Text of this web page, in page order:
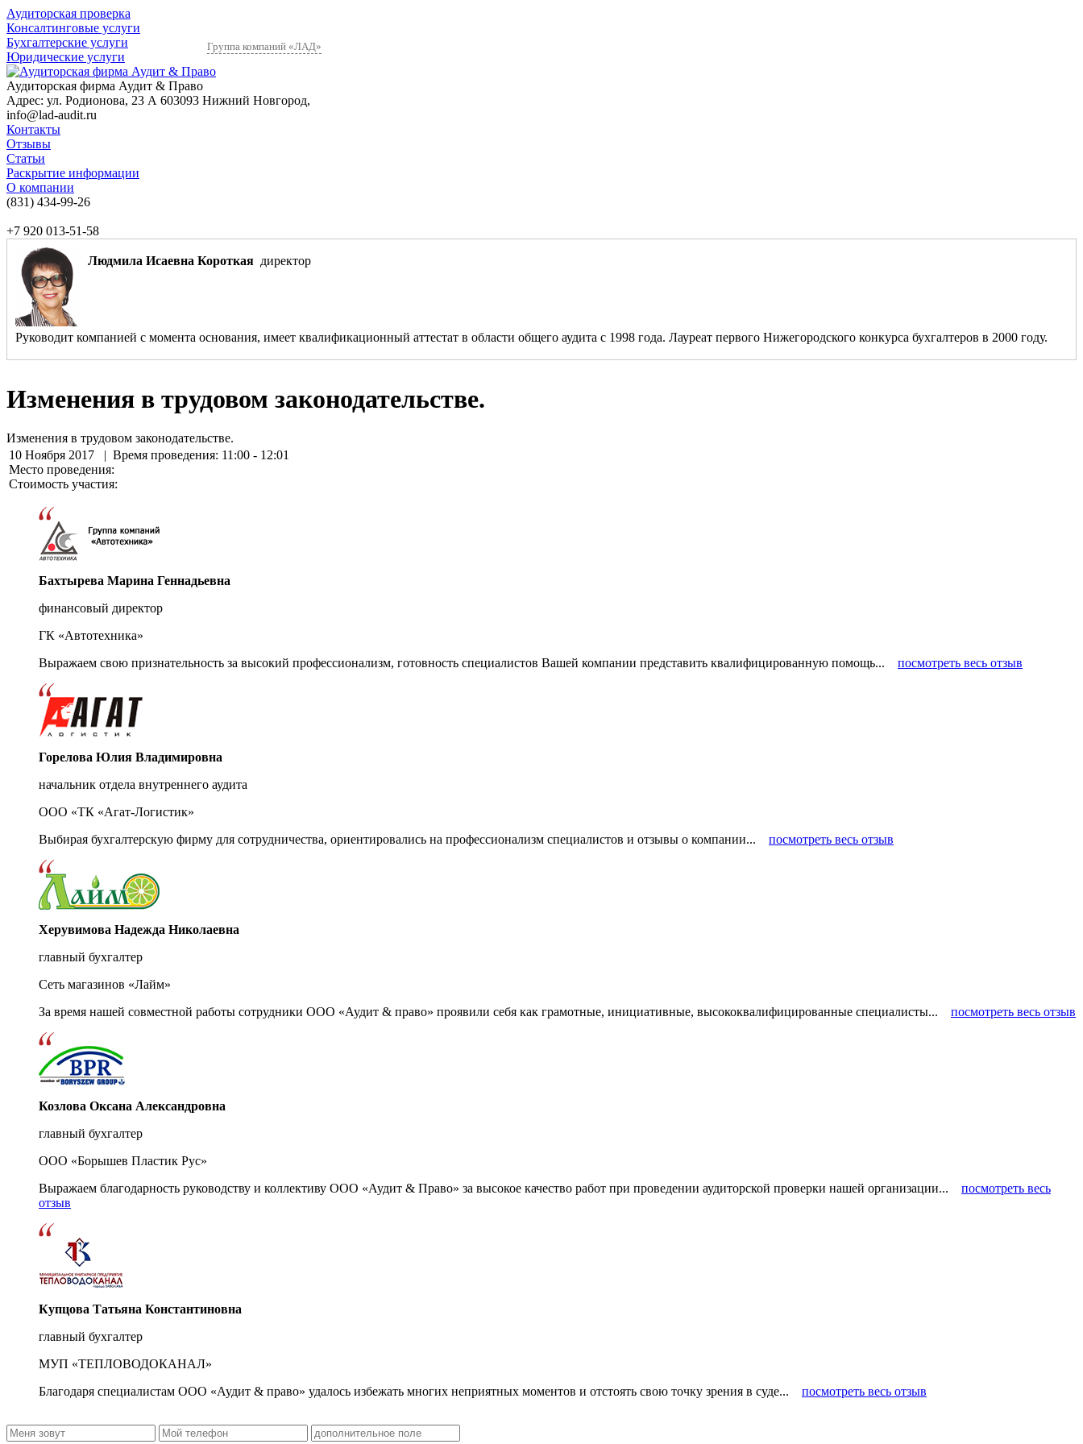
Аудиторская проверка
Консалтинговые услуги
Бухгалтерские услуги
Юридические услуги
Группа компаний «ЛАД»
Аудиторская фирма Аудит & Право
Адрес: ул. Родионова, 23 А 603093 Нижний Новгород,
info@lad-audit.ru
Контакты
Отзывы
Статьи
Раскрытие информации
О компании
(831) 434-99-26
+7 920 013-51-58
Людмила Исаевна Короткая директор
Руководит компанией с момента основания, имеет квалификационный аттестат в области общего аудита с 1998 года. Лауреат первого Нижегородского конкурса бухгалтеров в 2000 году.
Изменения в трудовом законодательстве.
Изменения в трудовом законодательстве.
10 Ноября 2017
| Время проведения: 11:00 - 12:01
Место проведения:
Стоимость участия:
Бахтырева Марина Геннадьевна
финансовый директор
ГК «Автотехника»
Выражаем свою признательность за высокий профессионализм, готовность специалистов Вашей компании представить квалифицированную помощь... посмотреть весь отзыв
Горелова Юлия Владимировна
начальник отдела внутреннего аудита
ООО «ТК «Агат-Логистик»
Выбирая бухгалтерскую фирму для сотрудничества, ориентировались на профессионализм специалистов и отзывы о компании... посмотреть весь отзыв
Херувимова Надежда Николаевна
главный бухгалтер
Сеть магазинов «Лайм»
За время нашей совместной работы сотрудники ООО «Аудит & право» проявили себя как грамотные, инициативные, высококвалифицированные специалисты... посмотреть весь отзыв
Козлова Оксана Александровна
главный бухгалтер
ООО «Борышев Пластик Рус»
Выражаем благодарность руководству и коллективу ООО «Аудит & Право» за высокое качество работ при проведении аудиторской проверки нашей организации... посмотреть весь
отзыв
Купцова Татьяна Константиновна
главный бухгалтер
МУП «ТЕПЛОВОДОКАНАЛ»
Благодаря специалистам ООО «Аудит & право» удалось избежать многих неприятных моментов и отстоять свою точку зрения в суде... посмотреть весь отзыв